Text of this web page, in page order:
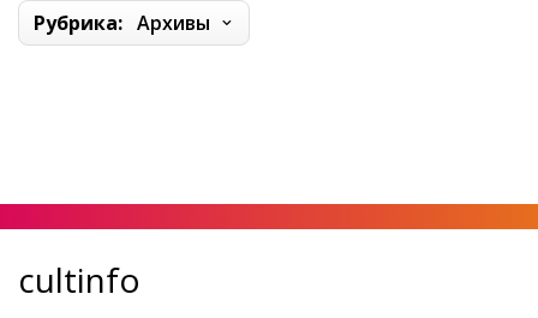
Рубрика: Архивы
cultinfo